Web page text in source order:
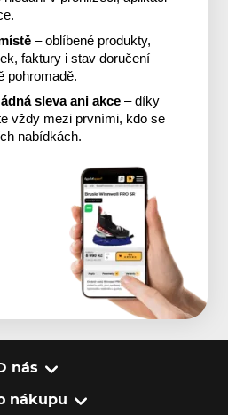
– oblíbené produkty,
faktury i stav doručení
pohromadě.
sleva ani akce – díky
vždy mezi prvními, kdo se
nabídkách.
nás
nákupu